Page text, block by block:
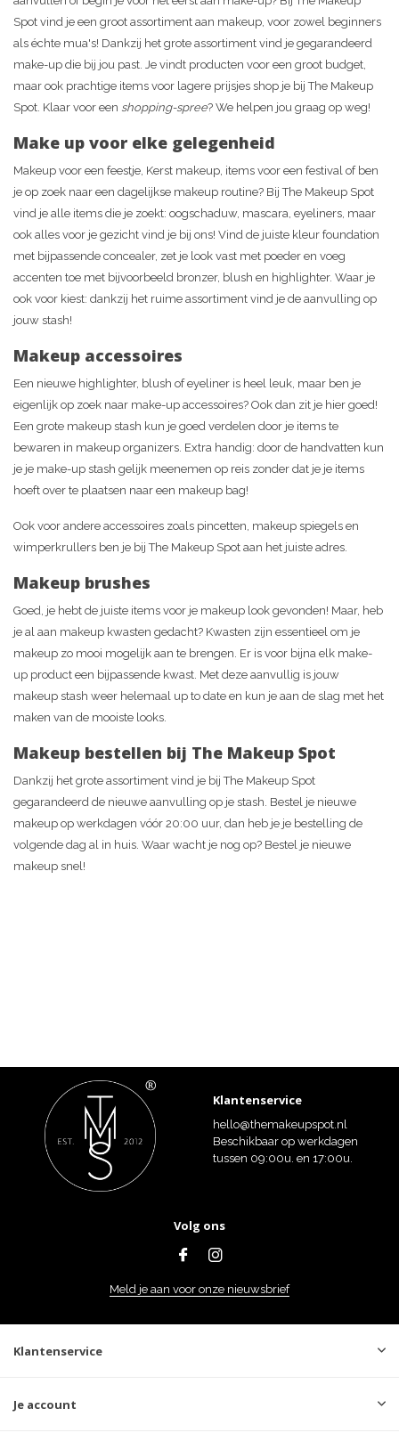
Spot vind je een groot assortiment aan makeup, voor zowel beginners
als échte mua's! Dankzij het grote assortiment vind je gegarandeerd
make-up die bij jou past. Je vindt producten voor een groot budget,
maar ook prachtige items voor lagere prijsjes shop je bij The Makeup
Spot. Klaar voor een shopping-spree? We helpen jou graag op weg!
Make up voor elke gelegenheid
Makeup voor een feestje, Kerst makeup, items voor een festival of ben
je op zoek naar een dagelijkse makeup routine? Bij The Makeup Spot
vind je alle items die je zoekt: oogschaduw, mascara, eyeliners, maar
ook alles voor je gezicht vind je bij ons! Vind de juiste kleur foundation
met bijpassende concealer, zet je look vast met poeder en voeg
accenten toe met bijvoorbeeld bronzer, blush en highlighter. Waar je
ook voor kiest: dankzij het ruime assortiment vind je de aanvulling op
jouw stash!
Makeup accessoires
Een nieuwe highlighter, blush of eyeliner is heel leuk, maar ben je
eigenlijk op zoek naar make-up accessoires? Ook dan zit je hier goed!
Een grote makeup stash kun je goed verdelen door je items te
bewaren in makeup organizers. Extra handig: door de handvatten kun
je je make-up stash gelijk meenemen op reis zonder dat je je items
hoeft over te plaatsen naar een makeup bag!
Ook voor andere accessoires zoals pincetten, makeup spiegels en
wimperkrullers ben je bij The Makeup Spot aan het juiste adres.
Makeup brushes
Goed, je hebt de juiste items voor je makeup look gevonden! Maar, heb
je al aan makeup kwasten gedacht? Kwasten zijn essentieel om je
makeup zo mooi mogelijk aan te brengen. Er is voor bijna elk make-
up product een bijpassende kwast. Met deze aanvullig is jouw
makeup stash weer helemaal up to date en kun je aan de slag met het
maken van de mooiste looks.
Makeup bestellen bij The Makeup Spot
Dankzij het grote assortiment vind je bij The Makeup Spot
gegarandeerd de nieuwe aanvulling op je stash. Bestel je nieuwe
makeup op werkdagen vóór 20:00 uur, dan heb je je bestelling de
volgende dag al in huis. Waar wacht je nog op? Bestel je nieuwe
makeup snel!
Klantenservice
hello@themakeupspot.nl
Beschikbaar op werkdagen
tussen 09:00u. en 17:00u.
Volg ons
Meld je aan voor onze nieuwsbrief
Klantenservice
Je account